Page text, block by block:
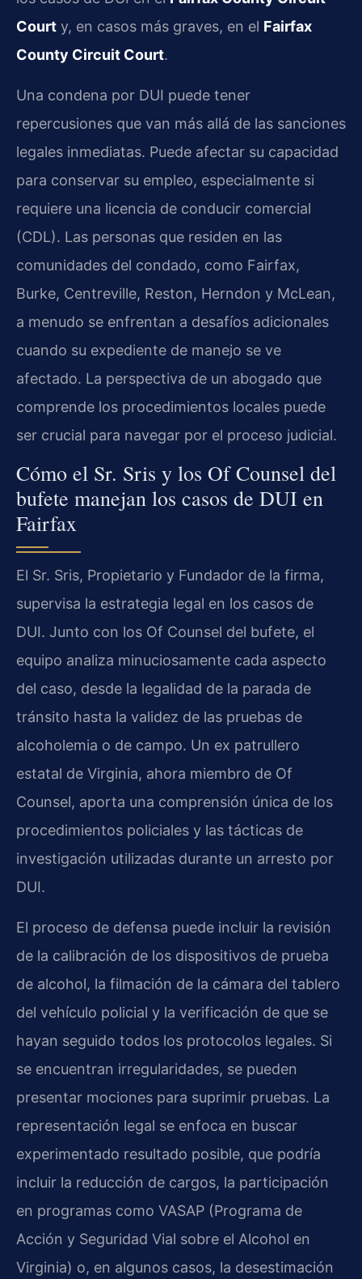
Court y, en casos más graves, en el Fairfax
County Circuit Court.
Una condena por DUI puede tener
repercusiones que van más allá de las sanciones
legales inmediatas. Puede afectar su capacidad
para conservar su empleo, especialmente si
requiere una licencia de conducir comercial
(CDL). Las personas que residen en las
comunidades del condado, como Fairfax,
Burke, Centreville, Reston, Herndon y McLean,
a menudo se enfrentan a desafíos adicionales
cuando su expediente de manejo se ve
afectado. La perspectiva de un abogado que
comprende los procedimientos locales puede
ser crucial para navegar por el proceso judicial.
Cómo el Sr. Sris y los Of Counsel del
bufete manejan los casos de DUI en
Fairfax
El Sr. Sris, Propietario y Fundador de la firma,
supervisa la estrategia legal en los casos de
DUI. Junto con los Of Counsel del bufete, el
equipo analiza minuciosamente cada aspecto
del caso, desde la legalidad de la parada de
tránsito hasta la validez de las pruebas de
alcoholemia o de campo. Un ex patrullero
estatal de Virginia, ahora miembro de Of
Counsel, aporta una comprensión única de los
procedimientos policiales y las tácticas de
investigación utilizadas durante un arresto por
DUI.
El proceso de defensa puede incluir la revisión
de la calibración de los dispositivos de prueba
de alcohol, la filmación de la cámara del tablero
del vehículo policial y la verificación de que se
hayan seguido todos los protocolos legales. Si
se encuentran irregularidades, se pueden
presentar mociones para suprimir pruebas. La
representación legal se enfoca en buscar
experimentado resultado posible, que podría
incluir la reducción de cargos, la participación
en programas como VASAP (Programa de
Acción y Seguridad Vial sobre el Alcohol en
Virginia) o, en algunos casos, la desestimación